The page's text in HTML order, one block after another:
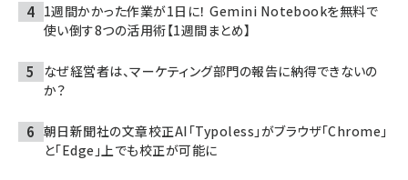
1週間かかった作業が1日に！ Gemini Notebookを無料で
使い倒す8つの活用術【1週間まとめ】
なぜ経営者は、マーケティング部門の報告に納得できないの
か？
朝日新聞社の文章校正AI「Typoless」がブラウザ「Chrome」
と「Edge」上でも校正が可能に